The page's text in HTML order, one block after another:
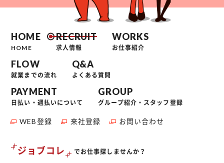
HOME
HOME
RECRUIT
求人情報
WORKS
お仕事紹介
FLOW
就業までの流れ
Q&A
よくある質問
PAYMENT
日払い・週払いについて
GROUP
グループ紹介・スタッフ登録
WEB登録 来社登録 お問い合わせ
ジョブコレ でお仕事探しませんか？